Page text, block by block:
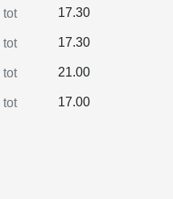
tot 17.30
tot 17.30
tot 21.00
tot 17.00